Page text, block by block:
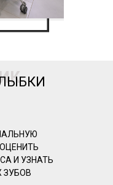
И УЗНАТЬ
ЗУБОВ